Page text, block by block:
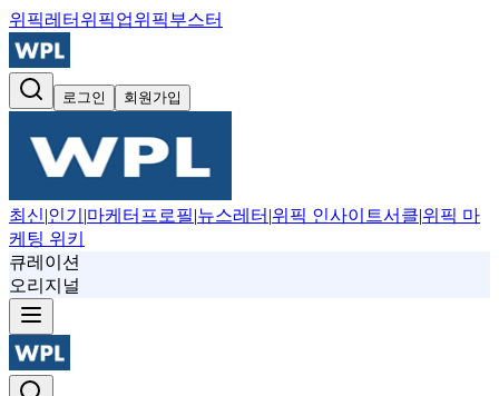
위픽레터 위픽업위픽부스터
로그인 회원가입
최신|인기 |마케터프로필|뉴스레터 |위픽 인사이트서클|위픽 마
케팅 위키
큐레이션
오리지널